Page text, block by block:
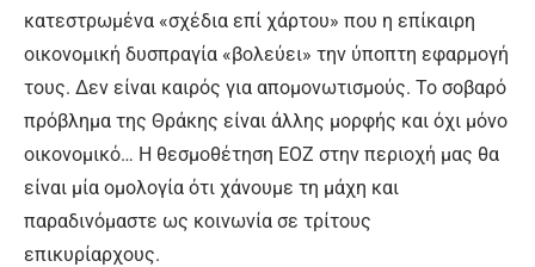
κατεστρωμένα «σχέδια επί χάρτου» που η επίκαιρη
οικονομική δυσπραγία «βο­λεύει» την ύποπτη εφαρμογή
τους. Δεν είναι καιρός για απομονωτισμούς. Το σοβαρό
πρό­βλημα της Θράκης είναι άλλης μορφής και όχι μόνο
οικονομικό… Η θεσμοθέτηση ΕΟΖ στην περιοχή μας θα
είναι μία ομολογία ότι χάνου­με τη μάχη και
παραδινόμαστε ως κοινωνία σε τρίτους
επικυρίαρχους.